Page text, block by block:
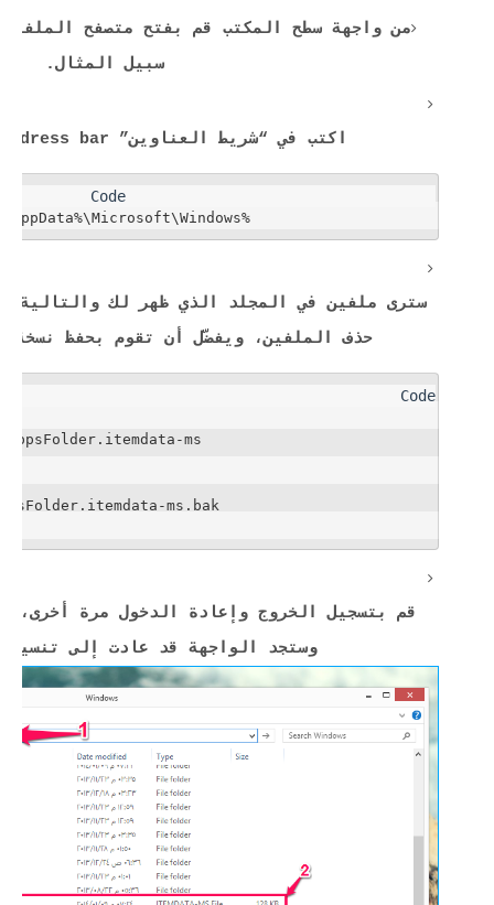
من واجهة سطح المكتب قم بفتح متصفح
سبيل المثال.
اكتب في “شريط العناوين” address bar السطر التالي:
%LocalAppData%\Microsoft\Windows\
سترى ملفين في المجلد الذي ظهر لك والتالية
حذف الملفين، ويفضّل أن تقوم بحفظ نسخة
appsFolder.itemdata-ms
ms.bak
قم بتسجيل الخروج وإعادة الدخول مرة أخرى،
وستجد الواجهة قد عادت إلى